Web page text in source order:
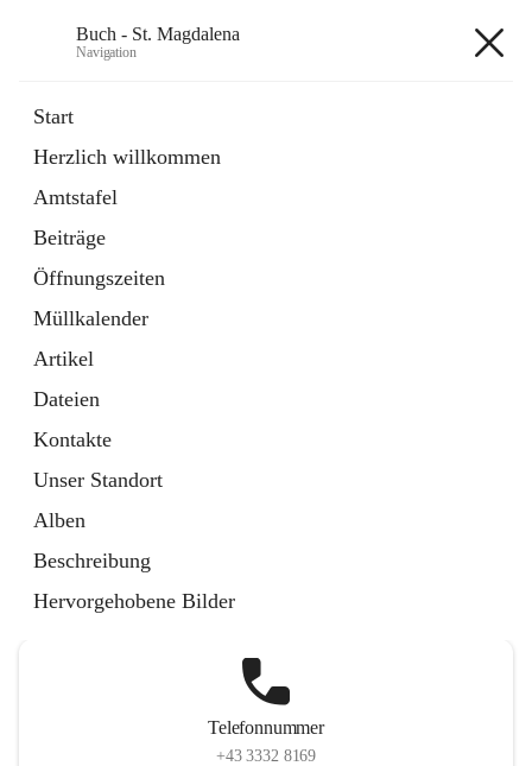
Buch - St. Magdalena
Navigation
Start
Herzlich willkommen
Amtstafel
Beiträge
Öffnungszeiten
Müllkalender
Artikel
Dateien
Kontakte
Unser Standort
Alben
Beschreibung
Hervorgehobene Bilder
11 Schnellzugriffe
Bürgerservice
10 Schnellzugriffe
Telefonnummer
+43 3332 8169